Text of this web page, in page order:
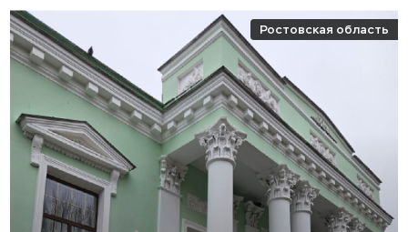
Ростовская область